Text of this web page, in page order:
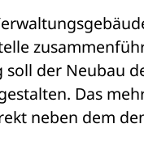
soll der Neubau
Das
neben dem